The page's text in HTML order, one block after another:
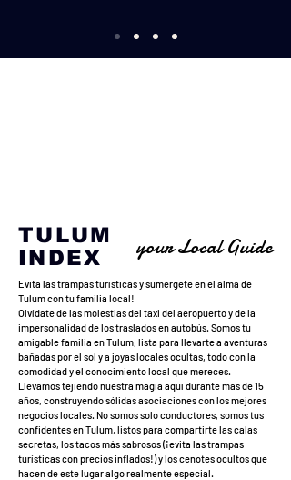
TULUM
INDEX
your Local Guide
Evita las trampas turísticas y sumérgete en el alma de
Tulum con tu familia local!
Olvídate de las molestias del taxi del aeropuerto y de la
impersonalidad de los traslados en autobús. Somos tu
amigable familia en Tulum, lista para llevarte a aventuras
bañadas por el sol y a joyas locales ocultas, todo con la
comodidad y el conocimiento local que mereces.
Llevamos tejiendo nuestra magia aquí durante más de 15
años, construyendo sólidas asociaciones con los mejores
negocios locales. No somos solo conductores, somos tus
confidentes en Tulum, listos para compartirte las calas
secretas, los tacos más sabrosos (¡evita las trampas
turísticas con precios inflados!) y los cenotes ocultos que
hacen de este lugar algo realmente especial.